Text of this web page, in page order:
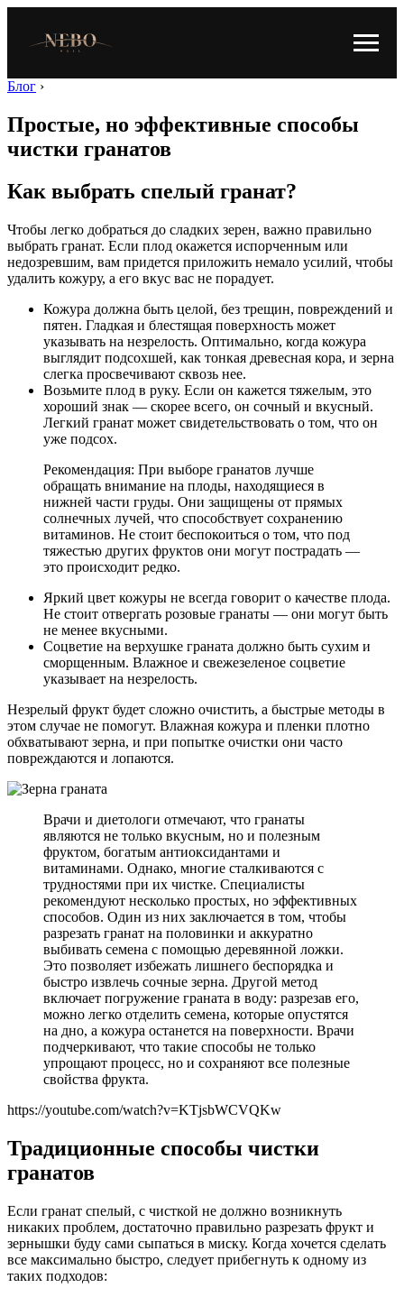
Блог ›
Простые, но эффективные способы
чистки гранатов
Как выбрать спелый гранат?
Чтобы легко добраться до сладких зерен, важно правильно
выбрать гранат. Если плод окажется испорченным или
недозревшим, вам придется приложить немало усилий, чтобы
удалить кожуру, а его вкус вас не порадует.
Кожура должна быть целой, без трещин, повреждений и
пятен. Гладкая и блестящая поверхность может
указывать на незрелость. Оптимально, когда кожура
выглядит подсохшей, как тонкая древесная кора, и зерна
слегка просвечивают сквозь нее.
Возьмите плод в руку. Если он кажется тяжелым, это
хороший знак — скорее всего, он сочный и вкусный.
Легкий гранат может свидетельствовать о том, что он
уже подсох.
Рекомендация: При выборе гранатов лучше
обращать внимание на плоды, находящиеся в
нижней части груды. Они защищены от прямых
солнечных лучей, что способствует сохранению
витаминов. Не стоит беспокоиться о том, что под
тяжестью других фруктов они могут пострадать —
это происходит редко.
Яркий цвет кожуры не всегда говорит о качестве плода.
Не стоит отвергать розовые гранаты — они могут быть
не менее вкусными.
Соцветие на верхушке граната должно быть сухим и
сморщенным. Влажное и свежезеленое соцветие
указывает на незрелость.
Незрелый фрукт будет сложно очистить, а быстрые методы в
этом случае не помогут. Влажная кожура и пленки плотно
обхватывают зерна, и при попытке очистки они часто
повреждаются и лопаются.
Врачи и диетологи отмечают, что гранаты
являются не только вкусным, но и полезным
фруктом, богатым антиоксидантами и
витаминами. Однако, многие сталкиваются с
трудностями при их чистке. Специалисты
рекомендуют несколько простых, но эффективных
способов. Один из них заключается в том, чтобы
разрезать гранат на половинки и аккуратно
выбивать семена с помощью деревянной ложки.
Это позволяет избежать лишнего беспорядка и
быстро извлечь сочные зерна. Другой метод
включает погружение граната в воду: разрезав его,
можно легко отделить семена, которые опустятся
на дно, а кожура останется на поверхности. Врачи
подчеркивают, что такие способы не только
упрощают процесс, но и сохраняют все полезные
свойства фрукта.
https://youtube.com/watch?v=KTjsbWCVQKw
Традиционные способы чистки
гранатов
Если гранат спелый, с чисткой не должно возникнуть
никаких проблем, достаточно правильно разрезать фрукт и
зернышки буду сами сыпаться в миску. Когда хочется сделать
все максимально быстро, следует прибегнуть к одному из
таких подходов: